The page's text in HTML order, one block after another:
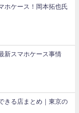
ホケース！岡本拓也氏
新スマホケース事情
きる店まとめ｜東京の